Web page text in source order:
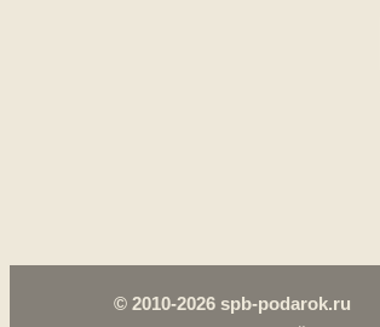
© 2010-2026 spb-podarok.ru